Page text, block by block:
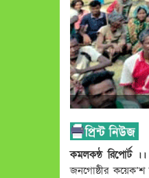
কমলকন্ঠ রিপোর্ট ।।
জনগোষ্ঠীর কয়েক’শ